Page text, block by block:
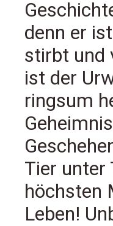
denn er
stirbt und
ist der
ringsum
Tier unter
höchsten
Leben!